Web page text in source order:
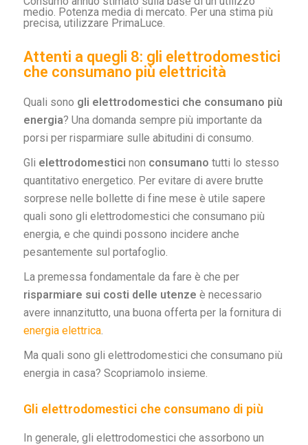
medio. Potenza media di mercato. Per una stima più
precisa, utilizzare PrimaLuce.
Attenti a quegli 8: gli elettrodomestici
che consumano più elettricità
Quali sono gli elettrodomestici che consumano più
energia? Una domanda sempre più importante da
porsi per risparmiare sulle abitudini di consumo.
Gli elettrodomestici non consumano tutti lo stesso
quantitativo energetico. Per evitare di avere brutte
sorprese nelle bollette di fine mese è utile sapere
quali sono gli elettrodomestici che consumano più
energia, e che quindi possono incidere anche
pesantemente sul portafoglio.
La premessa fondamentale da fare è che per
risparmiare sui costi delle utenze è necessario
avere innanzitutto, una buona offerta per la fornitura di
energia elettrica.
Ma quali sono gli elettrodomestici che consumano più
energia in casa? Scopriamolo insieme.
Gli elettrodomestici che consumano di più
In generale, gli elettrodomestici che assorbono un